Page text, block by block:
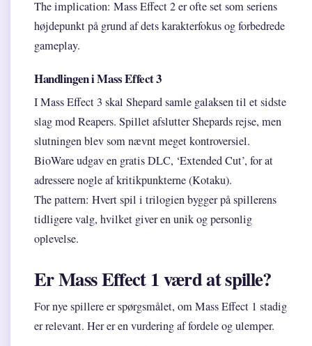
The implication: Mass Effect 2 er ofte set som seriens
højdepunkt på grund af dets karakterfokus og forbedrede
gameplay.
Handlingen i Mass Effect 3
I Mass Effect 3 skal Shepard samle galaksen til et sidste
slag mod Reapers. Spillet afslutter Shepards rejse, men
slutningen blev som nævnt meget kontroversiel.
BioWare udgav en gratis DLC, ‘Extended Cut’, for at
adressere nogle af kritikpunkterne (Kotaku).
The pattern: Hvert spil i trilogien bygger på spillerens
tidligere valg, hvilket giver en unik og personlig
oplevelse.
Er Mass Effect 1 værd at spille?
For nye spillere er spørgsmålet, om Mass Effect 1 stadig
er relevant. Her er en vurdering af fordele og ulemper.